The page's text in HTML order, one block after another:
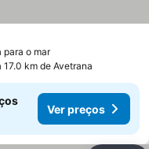
para o marVer preços
17.0 km de Avetrana
Ver preços